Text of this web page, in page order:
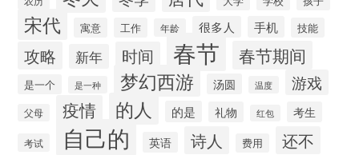
宋代 寓意 工作 年龄 很多人 手机 技能
攻略 新年 时间 春节 春节期间
是一个 是一种 梦幻西游 汤圆 温度 游戏
父母 疫情 的人 的是 礼物 红包 考生
考试 自己的 英语 诗人 费用 还不